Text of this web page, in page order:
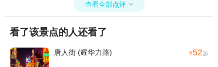
查看全部点评 
看了该景点的人还看了
唐人街 (耀华力路) ¥52起